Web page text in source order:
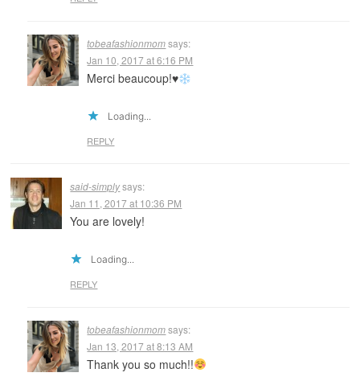
tobeafashionmom says:
Jan 10, 2017 at 6:16 PM
Merci beaucoup!♥️
Loading...
REPLY
said-simply says:
Jan 11, 2017 at 10:36 PM
You are lovely!
Loading...
REPLY
tobeafashionmom says:
Jan 13, 2017 at 8:13 AM
Thank you so much!!